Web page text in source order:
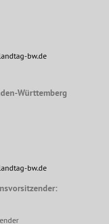
bw.de
Württemberg
bw.de